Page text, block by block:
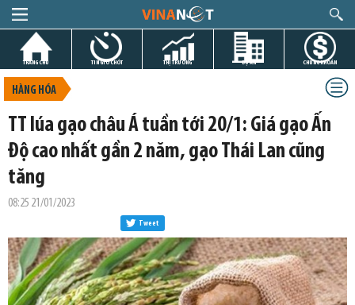
TRANG CHỦ TIN GIỜ CHÓT THỊ TRƯỜNG DỰ ÁN CHỨNG KHOÁN
HÀNG HÓA
TT lúa gạo châu Á tuần tới 20/1: Giá gạo Ấn
Độ cao nhất gần 2 năm, gạo Thái Lan cũng
tăng
08:25 21/01/2023
Tweet